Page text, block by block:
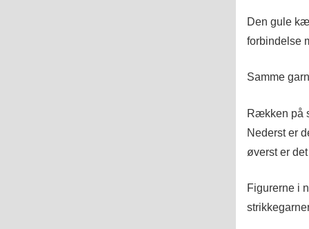
Den gule
forbindelse
Samme
Rækken på
Nederst er
øverst er
Figurerne i